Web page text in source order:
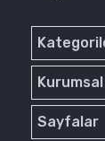
Kurumsal
Sayfalar